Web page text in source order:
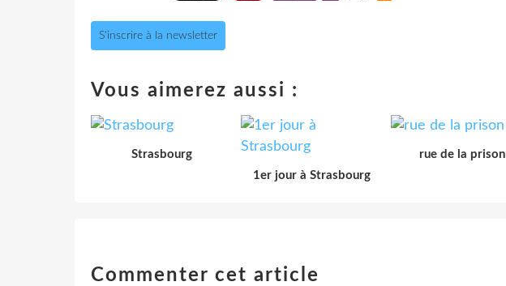
S'inscrire à la newsletter
Vous aimerez aussi :
Strasbourg
1er jour à Strasbourg
rue de la prison
Commenter cet article